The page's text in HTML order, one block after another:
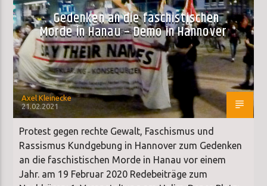
Gedenken an die faschistischen
Morde in Hanau – Demo in Hannover
Axel Kleinecke
21.02.2021
Protest gegen rechte Gewalt, Faschismus und
Rassismus Kundgebung in Hannover zum Gedenken
an die faschistischen Morde in Hanau vor einem
Jahr. am 19 Februar 2020 Redebeiträge zum